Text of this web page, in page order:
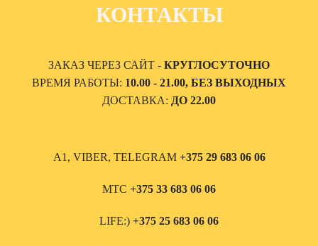
КОНТАКТЫ
ЗАКАЗ ЧЕРЕЗ САЙТ - КРУГЛОСУТОЧНО
ВРЕМЯ РАБОТЫ: 10.00 - 21.00, БЕЗ ВЫХОДНЫХ
ДОСТАВКА: ДО 22.00
А1, VIBER, TELEGRAM +375 29 683 06 06
МТС +375 33 683 06 06
LIFE:) +375 25 683 06 06